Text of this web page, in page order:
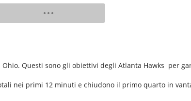
Questi sono gli obiettivi degli Atlanta Hawks per
nei primi 12 minuti e chiudono il primo quarto in